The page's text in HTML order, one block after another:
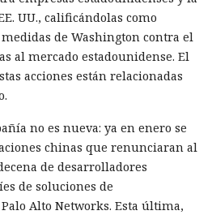
aconseja exigir Extended
en el servidor de la base de
de red a ese servidor y supervisar
de creación de grupos y
especialmente si el archivo
agente de IA se
tu rutina diaria?
comprando
y mandó spam
contactos
UU., calificándolas como
de Washington contra el
al mercado estadounidense. El
acciones están relacionadas
no es nueva: ya en enero se
chinas que renunciaran al
de desarrolladores
de soluciones de
Alto Networks. Esta última,